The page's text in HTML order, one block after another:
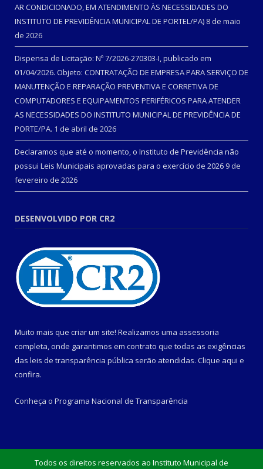
AR CONDICIONADO, EM ATENDIMENTO ÀS NECESSIDADES DO
INSTITUTO DE PREVIDÊNCIA MUNICIPAL DE PORTEL/PA) 8 de maio
de 2026
Dispensa de Licitação: Nº 7/2026-270303-I, publicado em
01/04/2026. Objeto: CONTRATAÇÃO DE EMPRESA PARA SERVIÇO DE
MANUTENÇÃO E REPARAÇÃO PREVENTIVA E CORRETIVA DE
COMPUTADORES E EQUIPAMENTOS PERIFÉRICOS PARA ATENDER
AS NECESSIDADES DO INSTITUTO MUNICIPAL DE PREVIDÊNCIA DE
PORTE/PA. 1 de abril de 2026
Declaramos que até o momento, o Instituto de Previdência não
possui Leis Municipais aprovadas para o exercício de 2026 9 de
fevereiro de 2026
DESENVOLVIDO POR CR2
Muito mais que criar um site! Realizamos uma assessoria
completa, onde garantimos em contrato que todas as exigências
das leis de transparência pública serão atendidas. Clique aqui e
confira.
Conheça o Programa Nacional de Transparência
Todos os direitos reservados ao Instituto Municipal de